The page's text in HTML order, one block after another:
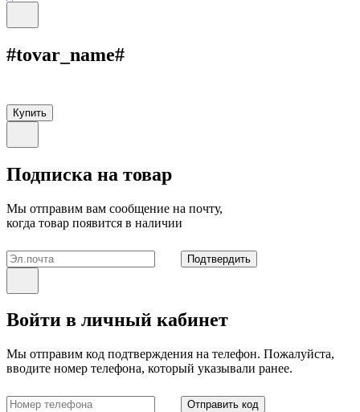
#tovar_name#
Купить
Подписка на товар
Мы отправим вам сообщение на почту,
когда товар появится в наличии
Подтвердить
Войти в личный кабинет
Мы отправим код подтверждения на телефон. Пожалуйста,
вводите номер телефона, который указывали ранее.
Отправить код